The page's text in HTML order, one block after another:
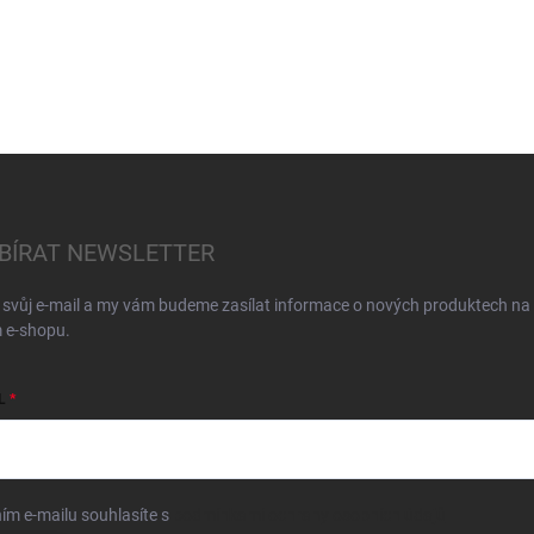
NEWSLETTER
e-mail a my vám budeme zasílat informace o nových produktech na
e-shopu.
e-mailu souhlasíte s